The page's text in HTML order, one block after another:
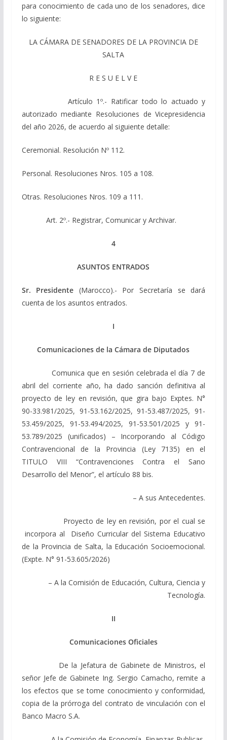
para conocimiento de cada uno de los senadores, dice
lo siguiente:
LA CÁMARA DE SENADORES DE LA PROVINCIA DE
SALTA
R E S U E L V E
Artículo 1º.- Ratificar todo lo actuado y
autorizado mediante Resoluciones de Vicepresidencia
del año 2026, de acuerdo al siguiente detalle:
Ceremonial. Resolución Nº 112.
Personal. Resoluciones Nros. 105 a 108.
Otras. Resoluciones Nros. 109 a 111.
Art. 2º.- Registrar, Comunicar y Archivar.
4
ASUNTOS ENTRADOS
Sr. Presidente (Marocco).- Por Secretaría se dará
cuenta de los asuntos entrados.
I
Comunicaciones de la Cámara de Diputados
Comunica que en sesión celebrada el día 7 de
abril del corriente año, ha dado sanción definitiva al
proyecto de ley en revisión, que gira bajo Exptes. N°
90-33.981/2025, 91-53.162/2025, 91-53.487/2025, 91-
53.459/2025, 91-53.494/2025, 91-53.501/2025 y 91-
53.789/2025 (unificados) – Incorporando al Código
Contravencional de la Provincia (Ley 7135) en el
TITULO VIII “Contravenciones Contra el Sano
Desarrollo del Menor”, el artículo 88 bis.
– A sus Antecedentes.
Proyecto de ley en revisión, por el cual se
incorpora al Diseño Curricular del Sistema Educativo
de la Provincia de Salta, la Educación Socioemocional.
(Expte. N° 91-53.605/2026)
– A la Comisión de Educación, Cultura, Ciencia y
Tecnología.
II
Comunicaciones Oficiales
De la Jefatura de Gabinete de Ministros, el
señor Jefe de Gabinete Ing. Sergio Camacho, remite a
los efectos que se tome conocimiento y conformidad,
copia de la prórroga del contrato de vinculación con el
Banco Macro S.A.